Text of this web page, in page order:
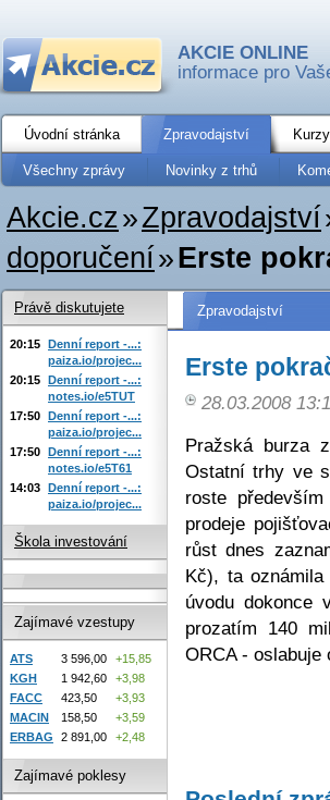
AKCIE ONLINE
informace pro
Úvodní stránka Zpravodajství
Všechny zprávy Novinky z trhů
Akcie.cz»Zpravodajství
doporučení»Erste
Zpravodajství
Erste
28.03.2008
Pražská burza
Ostatní trhy ve
roste
prodeje
růst dnes
Kč), ta
úvodu dokonce
prozatím 140
ORCA -
Právě diskutujete
20:15 Denní report -...:
paiza.io/projec...
20:15 Denní report -...:
notes.io/e5TUT
17:50 Denní report -...:
paiza.io/projec...
17:50 Denní report -...:
notes.io/e5T61
14:03 Denní report -...:
paiza.io/projec...
Škola investování
Zajímavé vzestupy
ATS 3 596,00
+15,85
KGH
1 942,60
+3,98
FACC
423,50
+3,93
MACIN
158,50
+3,59
ERBAG
2 891,00 +2,48
Zajímavé poklesy